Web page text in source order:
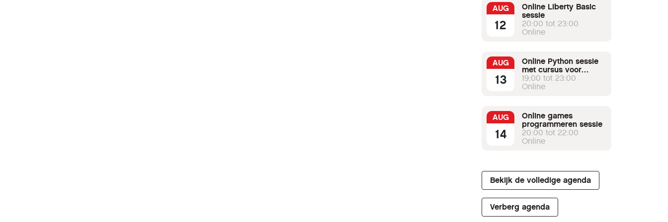
AUG
12
Online Liberty Basic
sessie
20:00 tot 23:00
Online
AUG
13
Online Python sessie
met cursus voor
beginners
19:00 tot 23:00
Online
AUG
14
Online games
programmeren sessie
20:00 tot 22:00
Online
Bekijk de volledige agenda
Verberg agenda